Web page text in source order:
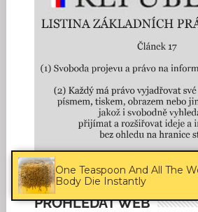
One Teaspoon And All The
Body Die Instantly
PROHLEDAT WEB